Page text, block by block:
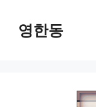
영한동